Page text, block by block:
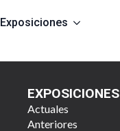
Exposiciones
EXPOSICIONES
Actuales
Anteriores